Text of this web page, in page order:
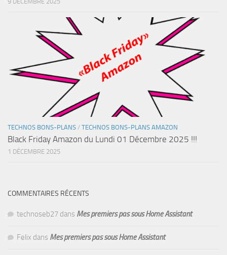
TECHNOS BONS-PLANS / TECHNOS BONS-PLANS AMAZON
Black Friday Amazon du Lundi 01 Décembre 2025 !!!
1 DÉCEMBRE 2025
COMMENTAIRES RÉCENTS
technoseb27 dans Mes premiers pas sous Home Assistant
Felix dans Mes premiers pas sous Home Assistant